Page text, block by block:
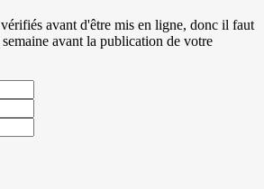
avant d'être mis en ligne, donc il faut
avant la publication de votre